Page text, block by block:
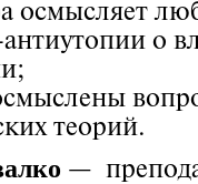
осмысляет
о
теорий.
—